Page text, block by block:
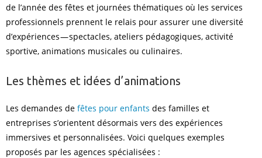
de l’année des fêtes et journées thématiques où les services
professionnels prennent le relais pour assurer une diversité
d’expériences — spectacles, ateliers pédagogiques, activité
sportive, animations musicales ou culinaires.
Les thèmes et idées d’animations
Les demandes de fêtes pour enfants des familles et
entreprises s’orientent désormais vers des expériences
immersives et personnalisées. Voici quelques exemples
proposés par les agences spécialisées :